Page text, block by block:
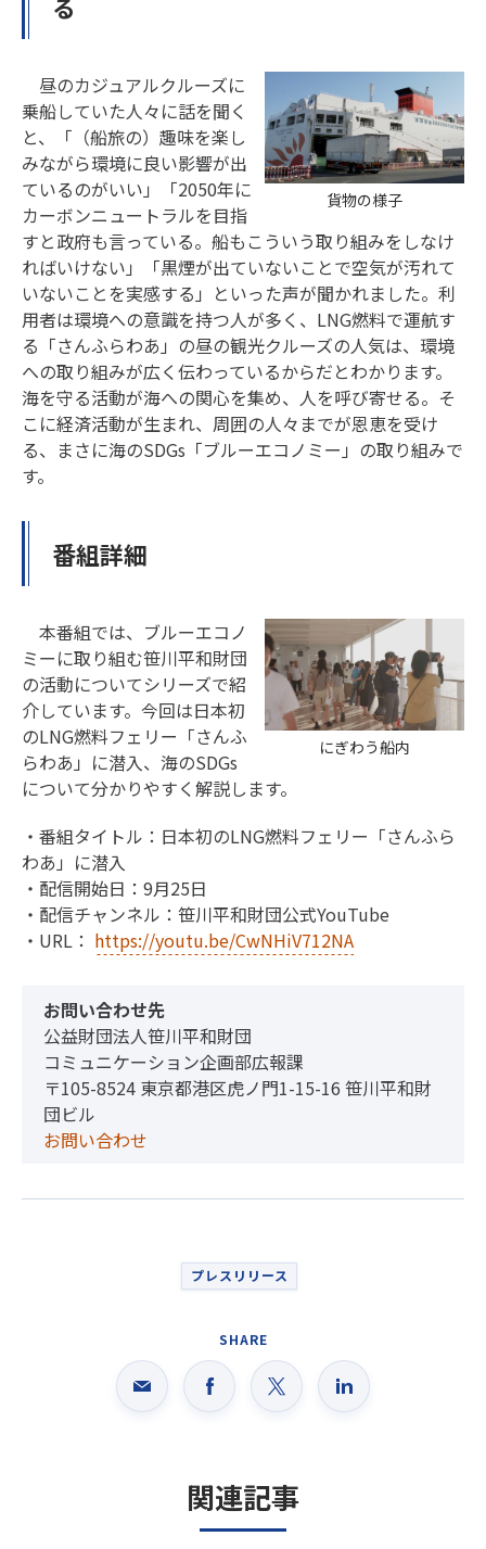
貨物の様子
昼のカジュアルクルーズに
乗船していた人々に話を聞く
と、「（船旅の）趣味を楽し
みながら環境に良い影響が出
ているのがいい」「2050年に
カーボンニュートラルを目指
すと政府も言っている。船もこういう取り組みをしなけ
ればいけない」「黒煙が出ていないことで空気が汚れて
いないことを実感する」といった声が聞かれました。利
用者は環境への意識を持つ人が多く、LNG燃料で運航す
る「さんふらわあ」の昼の観光クルーズの人気は、環境
への取り組みが広く伝わっているからだとわかります。
海を守る活動が海への関心を集め、人を呼び寄せる。そ
こに経済活動が生まれ、周囲の人々までが恩恵を受け
る、まさに海のSDGs「ブルーエコノミー」の取り組みで
す。
番組詳細
にぎわう船内
本番組では、ブルーエコノ
ミーに取り組む笹川平和財団
の活動についてシリーズで紹
介しています。今回は日本初
のLNG燃料フェリー「さんふ
らわあ」に潜入、海のSDGs
について分かりやすく解説します。
・番組タイトル：日本初のLNG燃料フェリー「さんふら
わあ」に潜入
・配信開始日：9月25日
・配信チャンネル：笹川平和財団公式YouTube
・URL： https://youtu.be/CwNHiV712NA
お問い合わせ先
公益財団法人笹川平和財団
コミュニケーション企画部広報課
〒105-8524 東京都港区虎ノ門1-15-16 笹川平和財
団ビル
お問い合わせ
プレスリリース
SHARE
関連記事